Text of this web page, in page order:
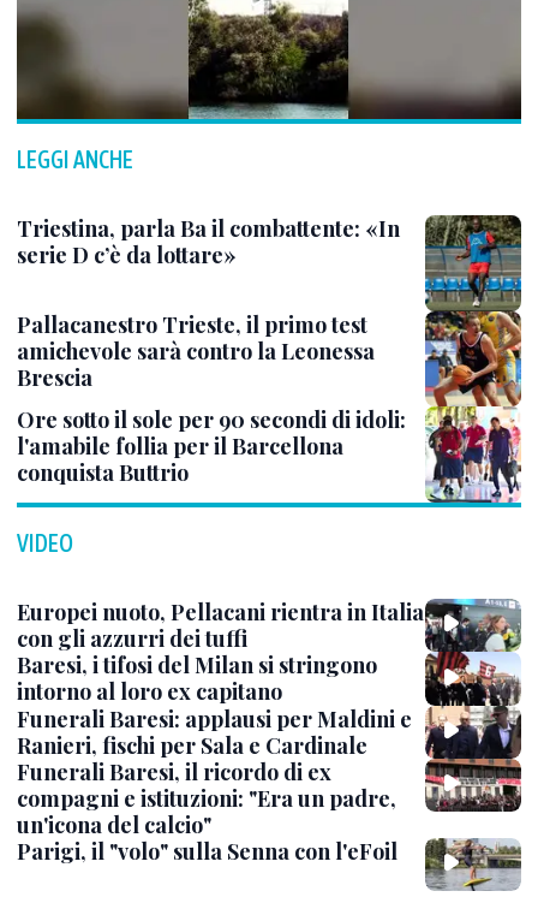
LEGGI ANCHE
Triestina, parla Ba il combattente: «In
serie D c’è da lottare»
Pallacanestro Trieste, il primo test
amichevole sarà contro la Leonessa
Brescia
Ore sotto il sole per 90 secondi di idoli:
l'amabile follia per il Barcellona
conquista Buttrio
VIDEO
Europei nuoto, Pellacani rientra in Italia
con gli azzurri dei tuffi
Baresi, i tifosi del Milan si stringono
intorno al loro ex capitano
Funerali Baresi: applausi per Maldini e
Ranieri, fischi per Sala e Cardinale
Funerali Baresi, il ricordo di ex
compagni e istituzioni: "Era un padre,
un'icona del calcio"
Parigi, il "volo" sulla Senna con l'eFoil